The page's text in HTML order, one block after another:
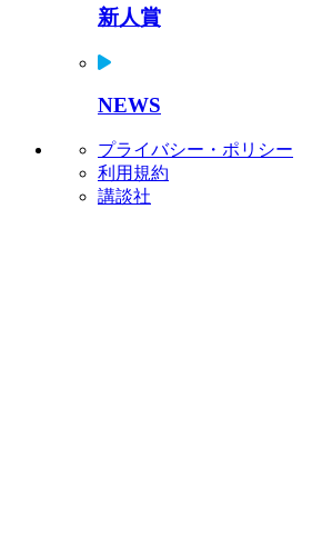
新人賞
NEWS
プライバシー・ポリシー
利用規約
講談社